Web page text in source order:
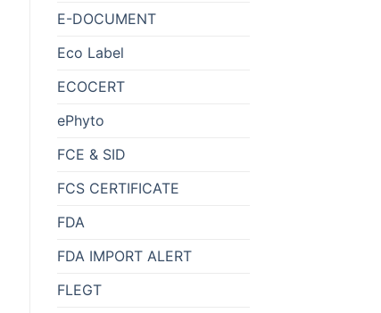
E-DOCUMENT
Eco Label
ECOCERT
ePhyto
FCE & SID
FCS CERTIFICATE
FDA
FDA IMPORT ALERT
FLEGT